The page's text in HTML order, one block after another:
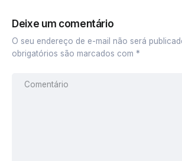
Deixe um comentário
O seu endereço de e-mail não será
obrigatórios são marcados com *